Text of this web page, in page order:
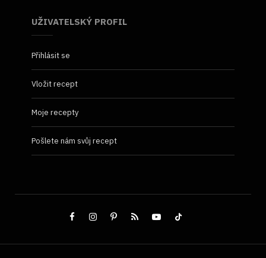
UŽIVATELSKÝ PROFIL
Přihlásit se
Vložit recept
Moje recepty
Pošlete nám svůj recept